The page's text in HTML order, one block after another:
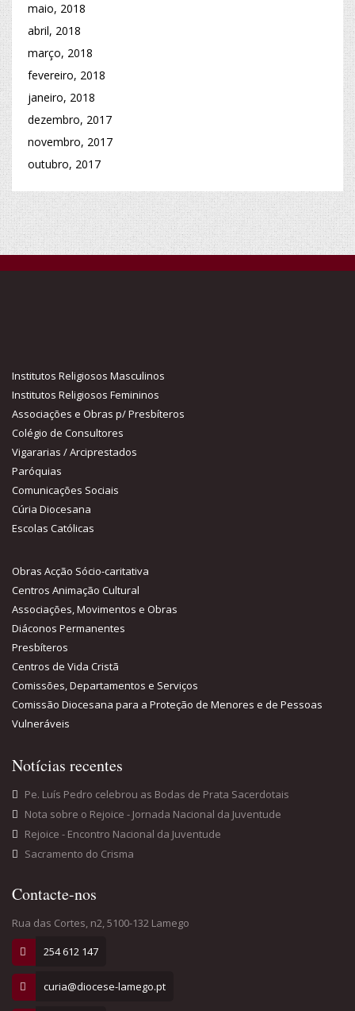
maio, 2018
abril, 2018
março, 2018
fevereiro, 2018
janeiro, 2018
dezembro, 2017
novembro, 2017
outubro, 2017
Institutos Religiosos Masculinos
Institutos Religiosos Femininos
Associações e Obras p/ Presbíteros
Colégio de Consultores
Vigararias / Arciprestados
Paróquias
Comunicações Sociais
Cúria Diocesana
Escolas Católicas
Obras Acção Sócio-caritativa
Centros Animação Cultural
Associações, Movimentos e Obras
Diáconos Permanentes
Presbíteros
Centros de Vida Cristã
Comissões, Departamentos e Serviços
Comissão Diocesana para a Proteção de Menores e de Pessoas
Vulneráveis
Notícias recentes
Pe. Luís Pedro celebrou as Bodas de Prata Sacerdotais
Nota sobre o Rejoice - Jornada Nacional da Juventude
Rejoice - Encontro Nacional da Juventude
Sacramento do Crisma
Contacte-nos
Rua das Cortes, n2, 5100-132 Lamego
254 612 147
curia@diocese-lamego.pt